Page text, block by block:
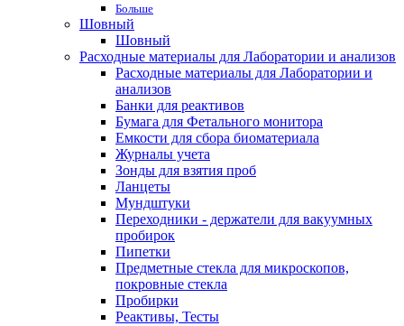
Больше
Шовный
Шовный
Расходные материалы для Лаборатории и анализов
Расходные материалы для Лаборатории и
анализов
Банки для реактивов
Бумага для Фетального монитора
Емкости для сбора биоматериала
Журналы учета
Зонды для взятия проб
Ланцеты
Мундштуки
Переходники - держатели для вакуумных
пробирок
Пипетки
Предметные стекла для микроскопов,
покровные стекла
Пробирки
Реактивы, Тесты